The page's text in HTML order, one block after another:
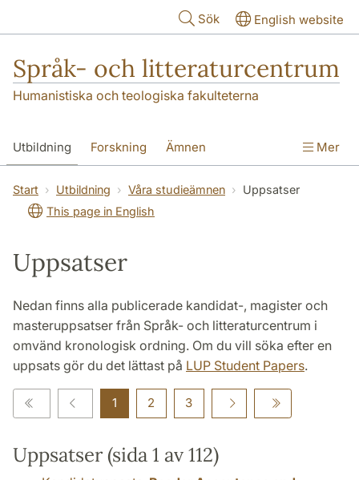
Sök English website
Språk- och litteraturcentrum
Humanistiska och teologiska fakulteterna
Utbildning Forskning Ämnen
SOL-husen Kontakt Institutionen
översättning till svenska
Mer
Start Utbildning Våra studieämnen
Uppsatser
This page in English
Uppsatser
Nedan finns alla publicerade kandidat-, magister och
masteruppsatser från Språk- och litteraturcentrum i
omvänd kronologisk ordning. Om du vill söka efter en
uppsats gör du det lättast på LUP Student Papers.
1 2 3
Uppsatser (sida 1 av 112)